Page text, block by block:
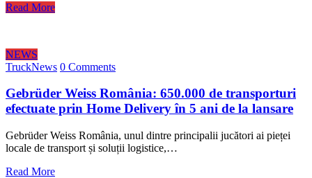
Read More
NEWS
TruckNews 0 Comments
Gebrüder Weiss România: 650.000 de transporturi
efectuate prin Home Delivery în 5 ani de la lansare
Gebrüder Weiss România, unul dintre principalii jucători ai pieței
locale de transport și soluții logistice,…
Read More